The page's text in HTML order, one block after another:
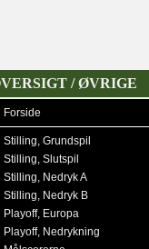
/ ØVRIGE
Forside
Stilling, Grundspil
Stilling, Slutspil
Stilling, Nedryk A
Stilling, Nedryk B
Playoff, Europa
Playoff, Nedrykning